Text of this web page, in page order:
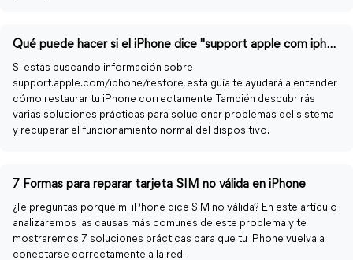
Qué puede hacer si el iPhone dice "support apple com iphone restore"
Si estás buscando información sobre
support.apple.com/iphone/restore, esta guía te ayudará a entender
cómo restaurar tu iPhone correctamente. También descubrirás
varias soluciones prácticas para solucionar problemas del sistema
y recuperar el funcionamiento normal del dispositivo.
7 Formas para reparar tarjeta SIM no válida en iPhone
¿Te preguntas porqué mi iPhone dice SIM no válida? En este artículo
analizaremos las causas más comunes de este problema y te
mostraremos 7 soluciones prácticas para que tu iPhone vuelva a
conectarse correctamente a la red.